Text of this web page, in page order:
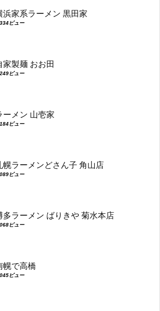
浜家系ラーメン 黒田家
ビュー
家製麺 おお田
ビュー
ーメン 山壱家
ビュー
幌ラーメンどさん子 角山店
ビュー
多ラーメン ばりきや 菊水本店
ビュー
幌で高橋
ビュー